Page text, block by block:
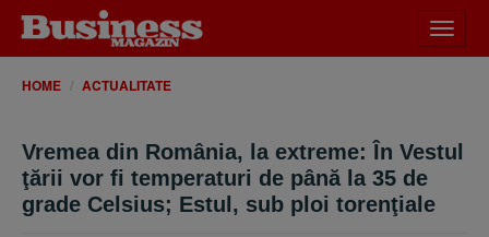
meniu
HOME ACTUALITATE
Vremea din România, la extreme: În Vestul
ţării vor fi temperaturi de până la 35 de
grade Celsius; Estul, sub ploi torenţiale